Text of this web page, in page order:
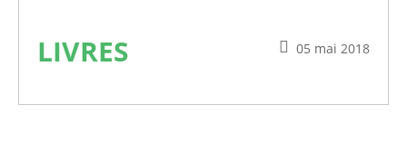
05 mai 2018
LIVRES